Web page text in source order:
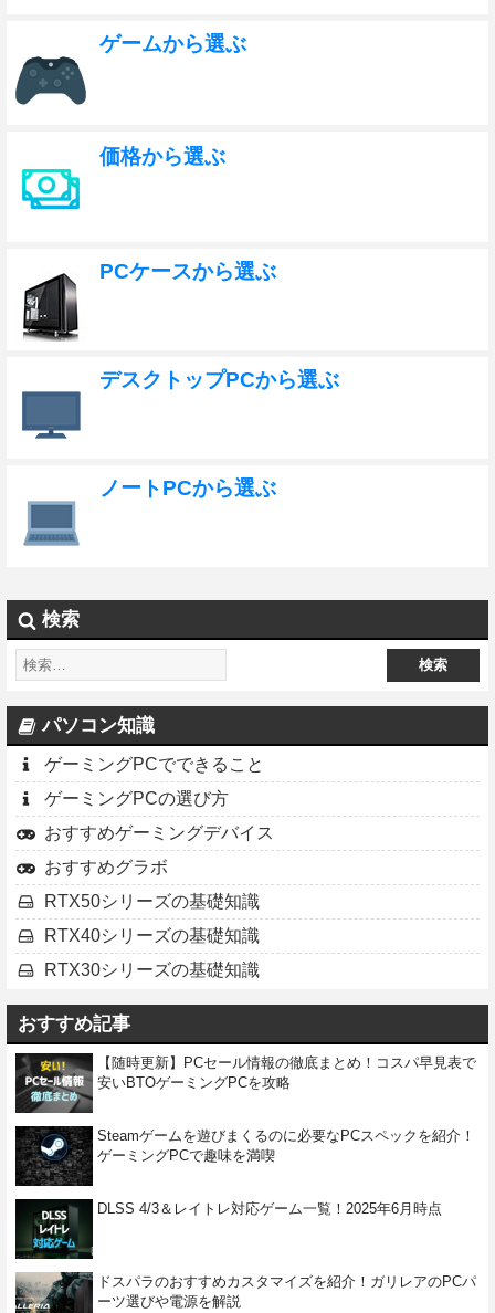
ゲームから選ぶ
価格から選ぶ
PCケースから選ぶ
デスクトップPCから選ぶ
ノートPCから選ぶ
検索
パソコン知識
ゲーミングPCでできること
ゲーミングPCの選び方
おすすめゲーミングデバイス
おすすめグラボ
RTX50シリーズの基礎知識
RTX40シリーズの基礎知識
RTX30シリーズの基礎知識
おすすめ記事
【随時更新】PCセール情報の徹底まとめ！コスパ早見表で
安いBTOゲーミングPCを攻略
Steamゲームを遊びまくるのに必要なPCスペックを紹介！
ゲーミングPCで趣味を満喫
DLSS 4/3＆レイトレ対応ゲーム一覧！2025年6月時点
ドスパラのおすすめカスタマイズを紹介！ガリレアのPCパ
ーツ選びや電源を解説